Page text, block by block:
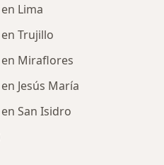
Lima
Trujillo
Miraflores
Jesús María
San Isidro